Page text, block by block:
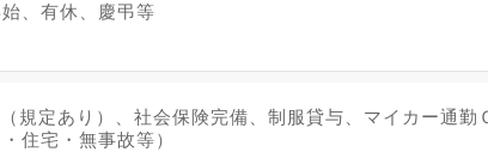
、有休、慶弔等
規定あり）、社会保険完備、制服貸与、マイカー通勤
住宅・無事故等）